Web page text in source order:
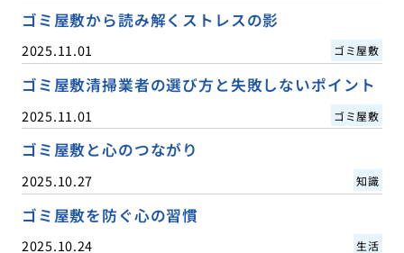
ゴミ屋敷から読み解くストレスの影
2025.11.01 ゴミ屋敷
ゴミ屋敷清掃業者の選び方と失敗しないポイント
2025.11.01 ゴミ屋敷
ゴミ屋敷と心のつながり
2025.10.27 知識
ゴミ屋敷を防ぐ心の習慣
2025.10.24 生活